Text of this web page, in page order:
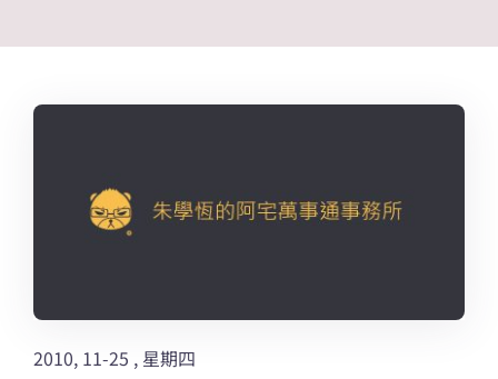
2010, 11-25 , 星期四